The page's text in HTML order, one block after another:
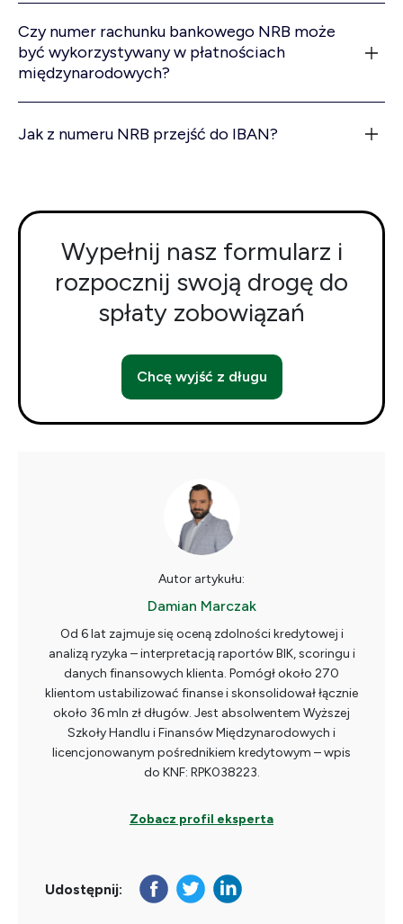
Czy numer rachunku bankowego NRB może
być wykorzystywany w płatnościach
międzynarodowych?
Jak z numeru NRB przejść do IBAN?
Wypełnij nasz formularz i
rozpocznij swoją drogę do
spłaty zobowiązań
Chcę wyjść z długu
Autor artykułu:
Damian Marczak
Od 6 lat zajmuje się oceną zdolności kredytowej i
analizą ryzyka – interpretacją raportów BIK, scoringu i
danych finansowych klienta. Pomógł około 270
klientom ustabilizować finanse i skonsolidował łącznie
około 36 mln zł długów. Jest absolwentem Wyższej
Szkoły Handlu i Finansów Międzynarodowych i
licencjonowanym pośrednikiem kredytowym – wpis
do KNF: RPK038223.
Zobacz profil eksperta
Udostępnij: